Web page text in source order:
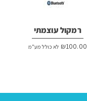
רמקול עוצמתי
₪100.00 לא כולל מע"מ